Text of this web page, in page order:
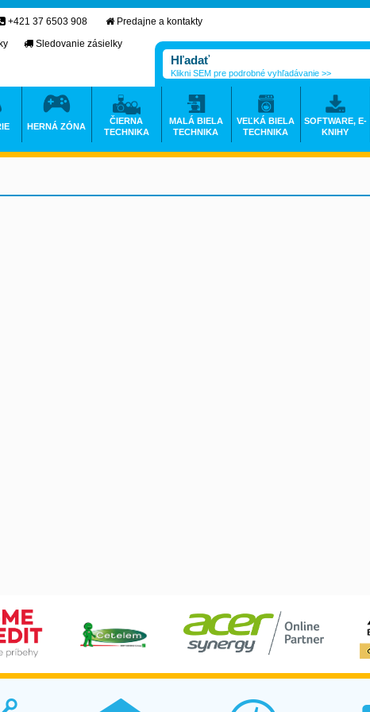
+421 37 6503 908
Predajne a kontakty
Sledovanie zásielky
Klikni SEM pre podrobné vyhľadávanie >>
HERNÁ ZÓNA
ČIERNA
TECHNIKA
MALÁ BIELA
TECHNIKA
VEĽKÁ BIELA
TECHNIKA
SOFTWARE, E-
KNIHY